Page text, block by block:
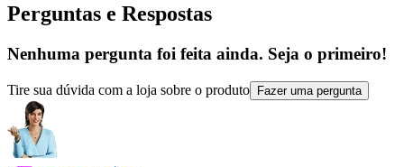
Perguntas e Respostas
Nenhuma pergunta foi feita ainda. Seja o primeiro!
Tire sua dúvida com a loja sobre o produto Fazer uma pergunta